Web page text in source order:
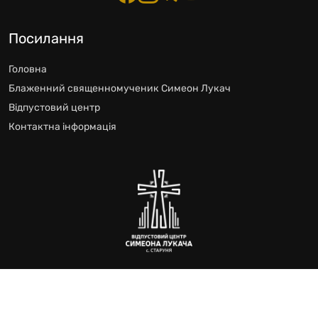
Посилання
Головна
Блаженний священномученик Симеон Лукач
Відпустовий центр
Контактна інформація